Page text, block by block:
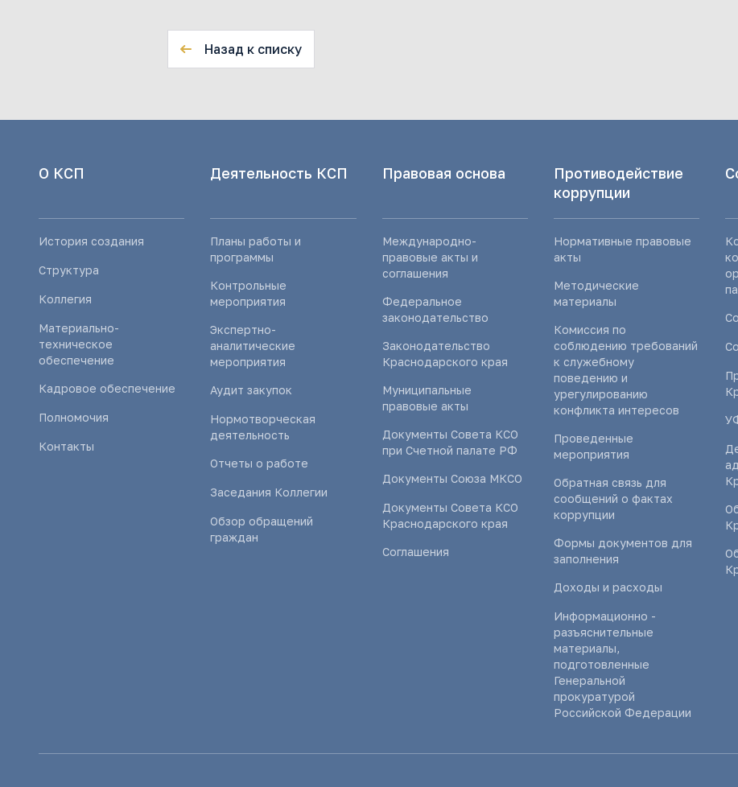
Назад к списку
О КСП
История создания
Структура
Коллегия
Материально-
техническое
обеспечение
Кадровое обеспечение
Полномочия
Контакты
Деятельность КСП
Планы работы и
программы
Контрольные
мероприятия
Экспертно-
аналитические
мероприятия
Аудит закупок
Нормотворческая
деятельность
Отчеты о работе
Заседания Коллегии
Обзор обращений
граждан
Правовая основа
Международно-
правовые акты и
соглашения
Федеральное
законодательство
Законодательство
Краснодарского края
Муниципальные
правовые акты
Документы Совета КСО
при Счетной палате РФ
Документы Союза МКСО
Документы Совета КСО
Краснодарского края
Соглашения
Противодействие
коррупции
Нормативные правовые
акты
Методические
материалы
Комиссия по
соблюдению требований
к служебному
поведению и
урегулированию
конфликта интересов
Проведенные
мероприятия
Обратная связь для
сообщений о фактах
коррупции
Формы документов для
заполнения
Доходы и расходы
Информационно -
разъяснительные
материалы,
подготовленные
Генеральной
прокуратурой
Российской Федерации